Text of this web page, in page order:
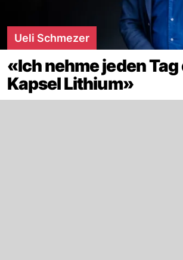
Ueli Schmezer
«Ich nehme jeden Tag
Kapsel Lithium»